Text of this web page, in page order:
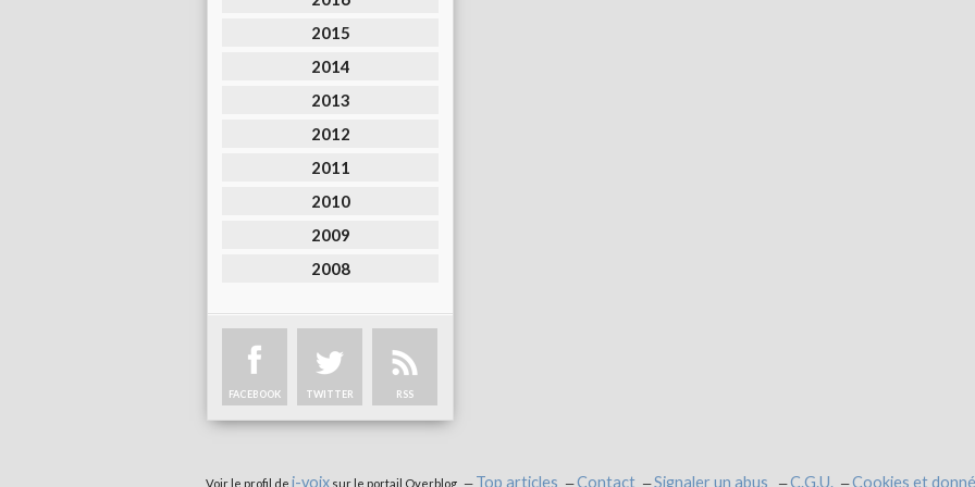
2015
2014
2013
2012
2011
2010
2009
2008
FACEBOOK TWITTER RSS
Voir le profil de i-voixsur le portail Overblog Top articles Contact Signaler un abus C.G.U. Cookies et